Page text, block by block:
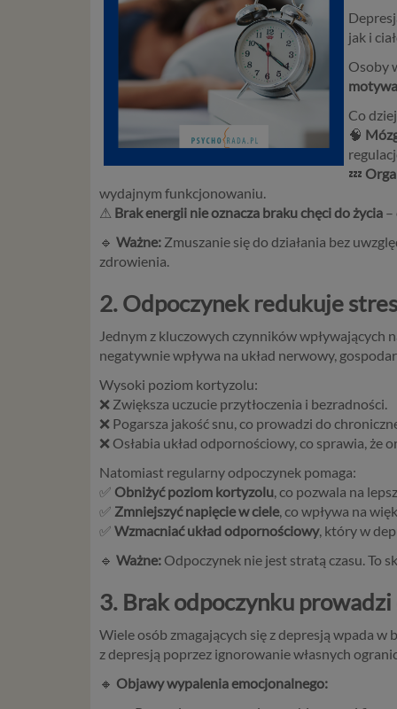
jak i
Osoby
Co
🧠
💤
wydajnym funkcjonowaniu.
⚠ Brak energii nie oznacza braku chęci do życia –
🔹 Ważne: Zmuszanie się do działania bez
zdrowienia.
2. Odpoczynek redukuje
Jednym z kluczowych czynników
negatywnie wpływa na układ nerwowy,
Wysoki poziom kortyzolu:
❌ Zwiększa uczucie przytłoczenia i bezradności.
❌ Pogarsza jakość snu, co prowadzi do
❌ Osłabia układ odpornościowy, co sprawia,
Natomiast regularny odpoczynek pomaga:
✅ Obniżyć poziom kortyzolu, co pozwala na
✅ Zmniejszyć napięcie w ciele, co wpływa na
✅ Wzmacniać układ odpornościowy, który w
🔹 Ważne: Odpoczynek nie jest stratą czasu. To
3. Brak odpoczynku
Wiele osób zmagających się z depresją wpada w
z depresją poprzez ignorowanie własnych
🔸 Objawy wypalenia emocjonalnego: